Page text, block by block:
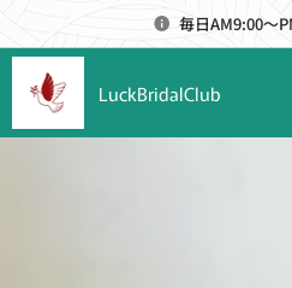
毎日AM9:00～
LuckBridalClub